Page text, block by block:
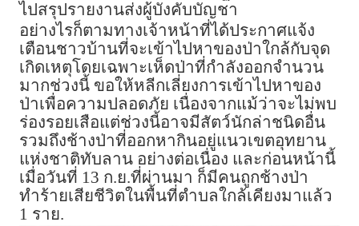
ไปสรุปรายงานส่งผู้บังคับบัญชา
อย่างไรก็ตามทางเจ้าหน้าที่ได้ประกาศแจ้ง
เตือนชาวบ้านที่จะเข้าไปหาของป่าใกล้กับจุด
เกิดเหตุโดยเฉพาะเห็ดป่าที่กำลังออกจำนวน
มากช่วงนี้ ขอให้หลีกเลี่ยงการเข้าไปหาของ
ป่าเพื่อความปลอดภัย เนื่องจากแม้ว่าจะไม่พบ
ร่องรอยเสือแต่ช่วงนี้อาจมีสัตว์นักล่าชนิดอื่น
รวมถึงช้างป่าที่ออกหากินอยู่แนวเขตอุทยาน
แห่งชาติทับลาน อย่างต่อเนื่อง และก่อนหน้านี้
เมื่อวันที่ 13 ก.ย.ที่ผ่านมา ก็มีคนถูกช้างป่า
ทำร้ายเสียชีวิตในพื้นที่ตำบลใกล้เคียงมาแล้ว
1 ราย.